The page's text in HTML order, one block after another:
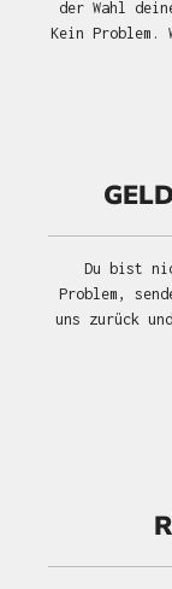
der Wahl
Kein Problem.
Du bist
Problem,
uns zurück